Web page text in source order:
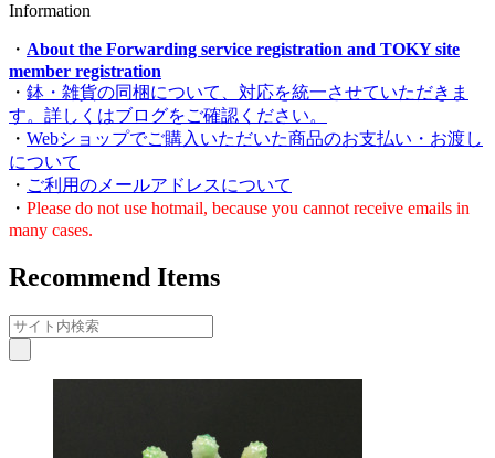
Information
・ About the Forwarding service registration and TOKY site
member registration
・ 鉢・雑貨の同梱について、対応を統一させていただきま
す。詳しくはブログをご確認ください。
・ Webショップでご購入いただいた商品のお支払い・お渡し
について
・ ご利用のメールアドレスについて
・ Please do not use hotmail, because you cannot receive emails in
many cases.
Recommend Items